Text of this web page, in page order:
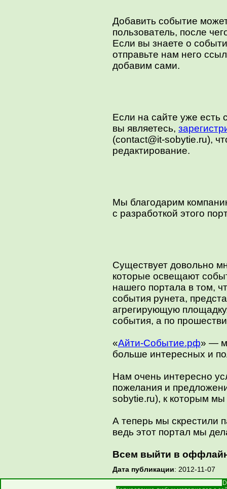
Добавить событие
пользователь, после
Если вы знаете о
отправьте нам него
добавим сами.
Если на сайте уже есть
вы являетесь,
(contact@it-sobytie.ru),
редактирование.
Мы благодарим
с разработкой этого
Существует довольно
которые освещают
нашего портала в том,
события рунета,
агрегирующую
события, а по
«Айти-Событие.рф» —
больше интересных и
Нам очень интересно
пожелания и
sobytie.ru), к которым
А теперь мы скрестили
ведь этот портал мы
Всем выйти в
Дата публикации: 2012-11-07